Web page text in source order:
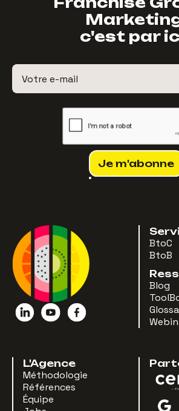
c'est par
BtoC
BtoB
Blog
L'Agence
Méthodologie
Références
Équipe